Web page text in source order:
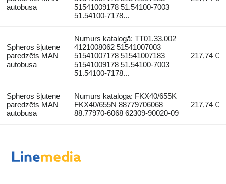
autobusa
51541009178 51.54100-7003
51.54100-7178...
Spheros šļūtene
paredzēts MAN
autobusa
Numurs katalogā: TT01.33.002
4121008062 51541007003
51541007178 51541007183
51541009178 51.54100-7003
51.54100-7178...
217,74 €
Spheros šļūtene
paredzēts MAN
autobusa
Numurs katalogā: FKX40/655K
FKX40/655N 88779706068
88.77970-6068 62309-90020-09
217,74 €